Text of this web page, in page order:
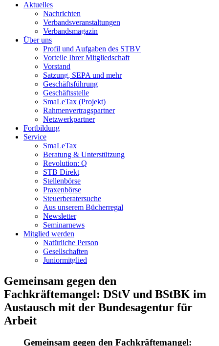
Aktuelles
Nachrichten
Verbandsveranstaltungen
Verbandsmagazin
Über uns
Profil und Aufgaben des STBV
Vorteile Ihrer Mitgliedschaft
Vorstand
Satzung, SEPA und mehr
Geschäftsführung
Geschäftsstelle
SmaLeTax (Projekt)
Rahmenvertragspartner
Netzwerkpartner
Fortbildung
Service
SmaLeTax
Beratung & Unterstützung
Revolution: Q
STB Direkt
Stellenbörse
Praxenbörse
Steuerberatersuche
Aus unserem Bücherregal
Newsletter
Seminarnews
Mitglied werden
Natürliche Person
Gesellschaften
Juniormitglied
Gemeinsam gegen den
Fachkräftemangel: DStV und BStBK im
Austausch mit der Bundesagentur für
Arbeit
Gemeinsam gegen den Fachkräftemangel: